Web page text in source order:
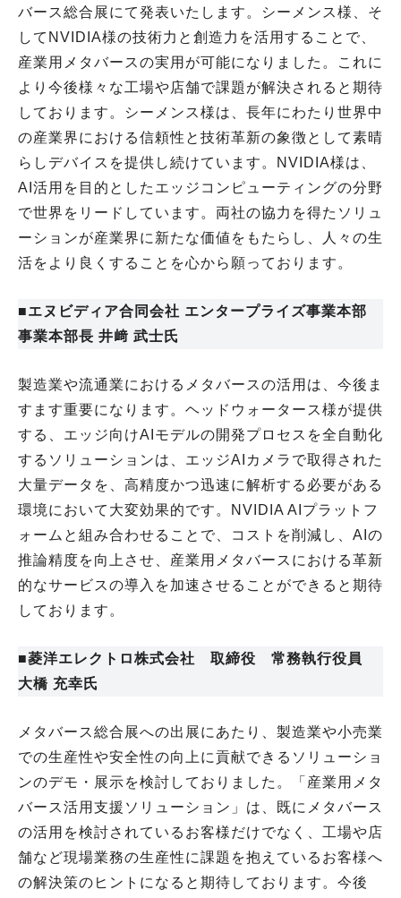
バース総合展にて発表いたします。シーメンス様、そ
してNVIDIA様の技術力と創造力を活用することで、
産業用メタバースの実用が可能になりました。これに
より今後様々な工場や店舗で課題が解決されると期待
しております。シーメンス様は、長年にわたり世界中
の産業界における信頼性と技術革新の象徴として素晴
らしデバイスを提供し続けています。NVIDIA様は、
AI活用を目的としたエッジコンピューティングの分野
で世界をリードしています。両社の協力を得たソリュ
ーションが産業界に新たな価値をもたらし、人々の生
活をより良くすることを心から願っております。
■エヌビディア合同会社 エンタープライズ事業本部
事業本部長 井﨑 武士氏
製造業や流通業におけるメタバースの活用は、今後ま
すます重要になります。ヘッドウォータース様が提供
する、エッジ向けAIモデルの開発プロセスを全自動化
するソリューションは、エッジAIカメラで取得された
大量データを、高精度かつ迅速に解析する必要がある
環境において大変効果的です。NVIDIA AIプラットフ
ォームと組み合わせることで、コストを削減し、AIの
推論精度を向上させ、産業用メタバースにおける革新
的なサービスの導入を加速させることができると期待
しております。
■菱洋エレクトロ株式会社 取締役 常務執行役員
大橋 充幸氏
メタバース総合展への出展にあたり、製造業や小売業
での生産性や安全性の向上に貢献できるソリューショ
ンのデモ・展示を検討しておりました。「産業用メタ
バース活用支援ソリューション」は、既にメタバース
の活用を検討されているお客様だけでなく、工場や店
舗など現場業務の生産性に課題を抱えているお客様へ
の解決策のヒントになると期待しております。今後